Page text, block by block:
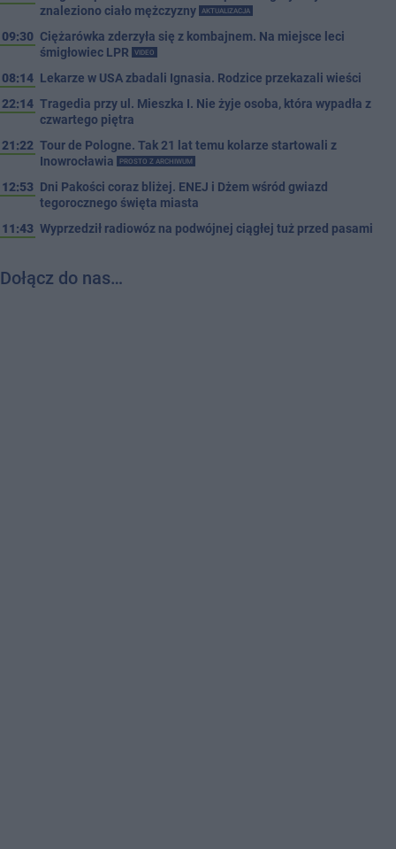
znaleziono ciało mężczyzny
AKTUALIZACJA
09:30 Ciężarówka zderzyła się z kombajnem. Na miejsce leci
śmigłowiec LPR
VIDEO
08:14 Lekarze w USA zbadali Ignasia. Rodzice przekazali wieści
22:14 Tragedia przy ul. Mieszka I. Nie żyje osoba, która wypadła z
czwartego piętra
21:22 Tour de Pologne. Tak 21 lat temu kolarze startowali z
Inowrocławia
PROSTO Z ARCHIWUM
12:53 Dni Pakości coraz bliżej. ENEJ i Dżem wśród gwiazd
tegorocznego święta miasta
11:43 Wyprzedził radiowóz na podwójnej ciągłej tuż przed pasami
Dołącz do nas…